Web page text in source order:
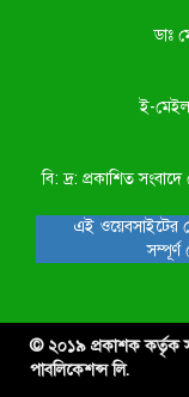
ডাঃ মোঃ
ই-
বি: দ্র: প্রকাশিত
এই ওয়েবসাইটের
© ২০১৯ প্রকাশক কর্তৃক
পাবলিকেশন্স লি.